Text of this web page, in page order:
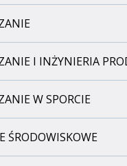
I INŻYNIERIA
W SPORCIE
ŚRODOWISKOWE